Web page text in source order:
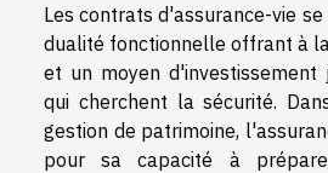
Les contrats d'assurance-vie
dualité fonctionnelle offrant à
et un moyen d'investissement
qui cherchent la sécurité.
gestion de patrimoine,
pour sa capacité à